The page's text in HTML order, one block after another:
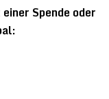
Spende oder